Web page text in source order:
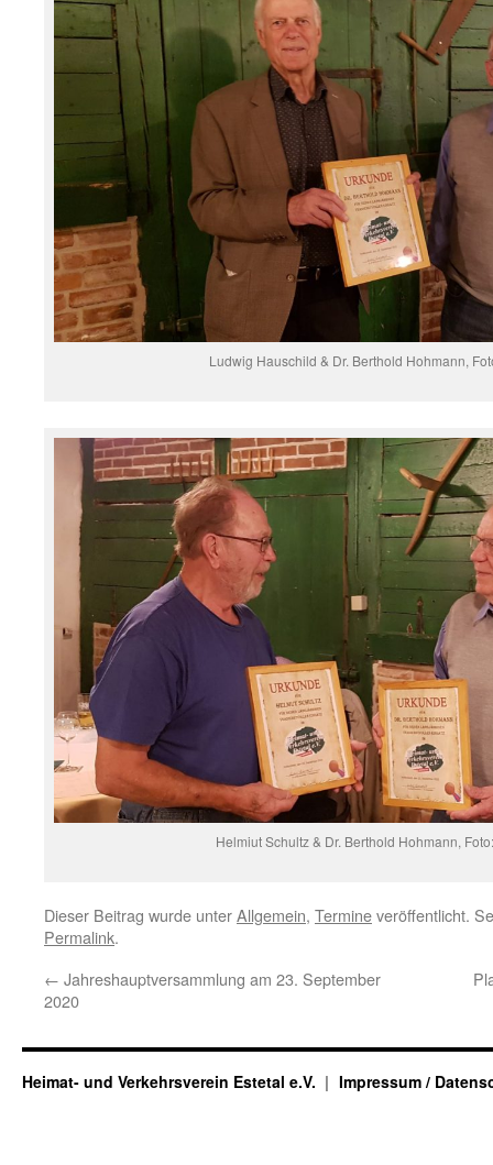
Ludwig Hauschild & Dr. Berthold Hohmann,
Helmiut Schultz & Dr. Berthold Hohmann,
Dieser Beitrag wurde unterAllgemein, Termineveröffentlicht.
Permalink.
← Jahreshauptversammlung am 23. September
2020
Heimat- und Verkehrsverein Estetal e.V. Impressum /